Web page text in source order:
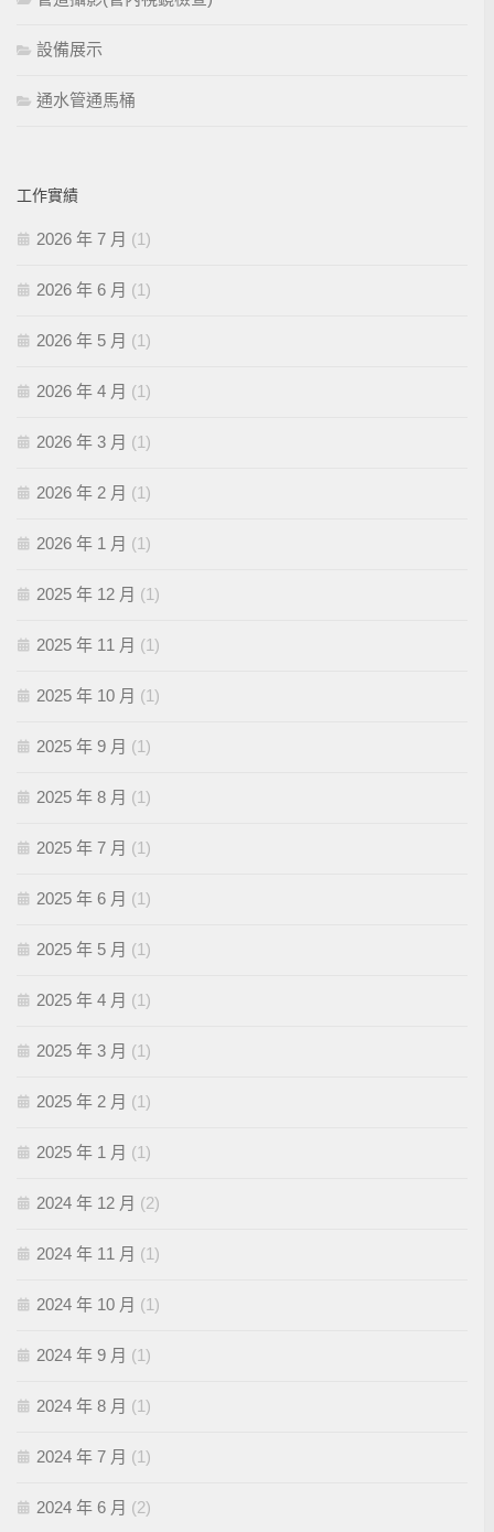
設備展示
通水管通馬桶
工作實績
2026 年 7 月 (1)
2026 年 6 月 (1)
2026 年 5 月 (1)
2026 年 4 月 (1)
2026 年 3 月 (1)
2026 年 2 月 (1)
2026 年 1 月 (1)
2025 年 12 月 (1)
2025 年 11 月 (1)
2025 年 10 月 (1)
2025 年 9 月 (1)
2025 年 8 月 (1)
2025 年 7 月 (1)
2025 年 6 月 (1)
2025 年 5 月 (1)
2025 年 4 月 (1)
2025 年 3 月 (1)
2025 年 2 月 (1)
2025 年 1 月 (1)
2024 年 12 月 (2)
2024 年 11 月 (1)
2024 年 10 月 (1)
2024 年 9 月 (1)
2024 年 8 月 (1)
2024 年 7 月 (1)
2024 年 6 月 (2)